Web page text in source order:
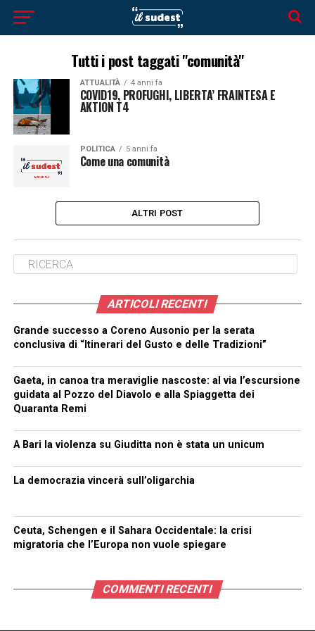
Tutti i post taggati "comunità"
ATTUALITÀ 4 anni fa
COVID19, PROFUGHI, LIBERTA’ FRAINTESA E
AKTION T4
POLITICA 5 anni fa
Come una comunità
ALTRI POST
ARTICOLI RECENTI
Grande successo a Coreno Ausonio per la serata
conclusiva di “Itinerari del Gusto e delle Tradizioni”
Gaeta, in canoa tra meraviglie nascoste: al via l’escursione
guidata al Pozzo del Diavolo e alla Spiaggetta dei
Quaranta Remi
A Bari la violenza su Giuditta non è stata un unicum
La democrazia vincerà sull’oligarchia
Ceuta, Schengen e il Sahara Occidentale: la crisi
migratoria che l’Europa non vuole spiegare
COMMENTI RECENTI